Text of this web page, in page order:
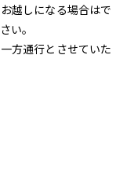
越しになる場合はで
い。
方通行とさせていた